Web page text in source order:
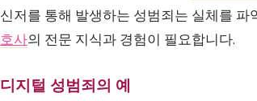
신저를 통해 발생하는 성범죄는 실체를
호사의 전문 지식과 경험이 필요합니다.
디지털 성범죄의 예